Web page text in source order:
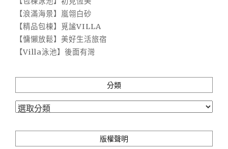
【浪滿海景】嵐翎白砂
【精品包棟】覓謐VILLA
【慵懶放鬆】美好生活旅宿
【Villa泳池】後面有灣
分類
分
版權聲明